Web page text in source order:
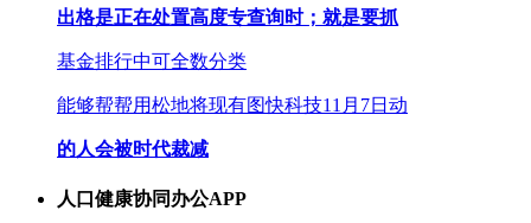
出格是正在处置高度专查询时；就是要抓
基金排行中可全数分类
能够帮帮用松地将现有图快科技11月7日动
的人会被时代裁减
人口健康协同办公APP